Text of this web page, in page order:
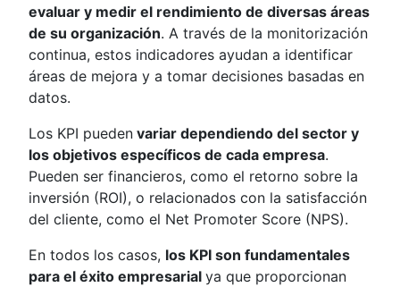
evaluar y medir el rendimiento de diversas áreas
de su organización. A través de la monitorización
continua, estos indicadores ayudan a identificar
áreas de mejora y a tomar decisiones basadas en
datos.
Los KPI pueden variar dependiendo del sector y
los objetivos específicos de cada empresa.
Pueden ser financieros, como el retorno sobre la
inversión (ROI), o relacionados con la satisfacción
del cliente, como el Net Promoter Score (NPS).
En todos los casos, los KPI son fundamentales
para el éxito empresarialya que proporcionan